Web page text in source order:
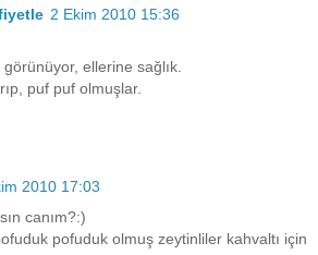
2 Ekim 2010 15:36
ellerine sağlık.
puf puf olmuşlar.
2010 17:03
canım?:)
pofuduk olmuş zeytinliler kahvaltı için